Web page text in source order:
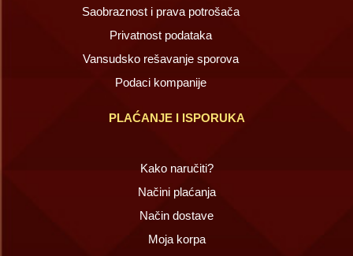
Saobraznost i prava potrošača
Privatnost podataka
Vansudsko rešavanje sporova
Podaci kompanije
PLAĆANJE I ISPORUKA
Kako naručiti?
Načini plaćanja
Način dostave
Moja korpa